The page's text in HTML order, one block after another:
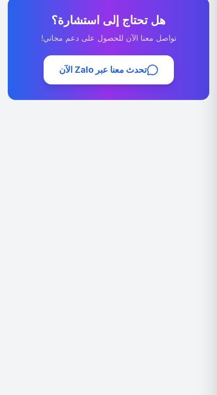
هل تحتاج إلى استشارة؟
تواصل معنا الآن للحصول على دعم مجاني!
تحدث معنا عبر Zalo الآن